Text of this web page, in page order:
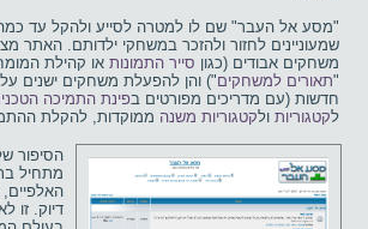
"מסע אל העבר" שם לו למטרה לסייע ולהקל עד כמה
שמעוניינים לחזור ולהזכר במשחקי ילדותם. האתר
משחקים אבודים (כגון סייר התמונות או קהילת
"תאורים למשחקים") והן להפעלת משחקים ישנים
חדשות (עם מדריכים מפורטים בפינת התמיכה
לקטגוריות ולקטגוריות משנה ממוקדות, להקלת
הסיפור
מתחיל
דיוק. זו